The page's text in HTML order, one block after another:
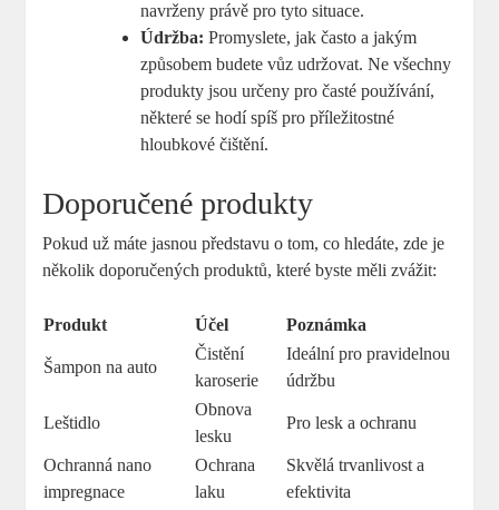
navrženy právě pro ​tyto situace.
Údržba: Promyslete, jak často a jakým
způsobem‌ budete vůz ⁣udržovat. Ne všechny
produkty jsou určeny pro časté používání,
některé se hodí spíš ‌pro ‌příležitostné
hloubkové čištění.
Doporučené produkty
Pokud už máte⁤ jasnou představu o ⁤tom, co hledáte, zde ​je⁣
několik ‍doporučených produktů,⁢ které⁢ byste měli zvážit:
Produkt Účel Poznámka
Šampon na auto
Čistění
karoserie
Ideální ⁤pro ‌pravidelnou⁢
údržbu
Leštidlo
Obnova
lesku
Pro lesk a ​ochranu
Ochranná nano
impregnace
Ochrana
⁣laku
Skvělá trvanlivost a
efektivita